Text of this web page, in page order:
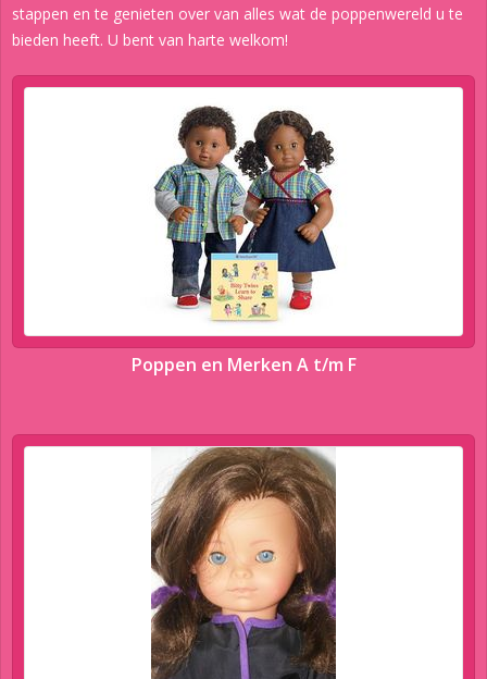
stappen en te genieten over van alles wat de poppenwereld u te
bieden heeft. U bent van harte welkom!
Poppen en Merken A t/m F